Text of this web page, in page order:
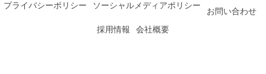
プライバシーポリシー ソーシャルメディアポリシー
お問い合わせ
採用情報
会社概要